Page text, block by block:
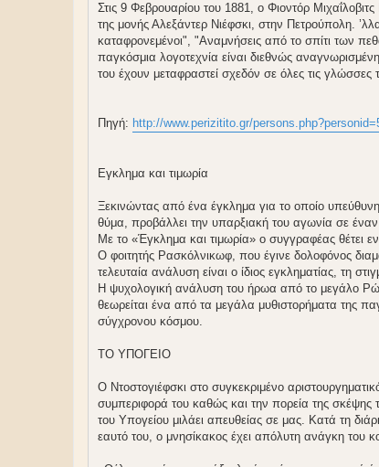
Στις 9 Φεβρουαρίου του 1881, ο Φιοντόρ
της μονής Αλεξάντερ Νιέφσκι, στην Πετρούπολη.
καταφρονεμένοι", "Αναμνήσεις από το σπίτι των
παγκόσμια λογοτεχνία είναι διεθνώς
του έχουν μεταφραστεί σχεδόν σε όλες τις γλώσσες
Πηγή: http://www.perizitito.gr/
Εγκλημα και τιμωρία
Ξεκινώντας από ένα έγκλημα για το οποίο
θύμα, προβάλλει την υπαρξιακή του αγωνία σε
Με το «Έγκλημα και τιμωρία» ο συγγραφέας θέτει
Ο φοιτητής Ρασκόλνικωφ, που έγινε δολοφόνος
τελευταία ανάλυση είναι ο ίδιος εγκληματίας, τη
Η ψυχολογική ανάλυση του ήρωα από το μεγάλο
θεωρείται ένα από τα μεγάλα μυθιστορήματα της
σύγχρονου κόσμου.
ΤΟ ΥΠΟΓΕΙΟ
Ο Ντοστογιέφσκι στο συγκεκριμένο
συμπεριφορά του καθώς και την πορεία της σκέψης
του Υπογείου μιλάει απευθείας σε μας. Κατά τη
εαυτό του, ο μνησίκακος έχει απόλυτη ανάγκη του